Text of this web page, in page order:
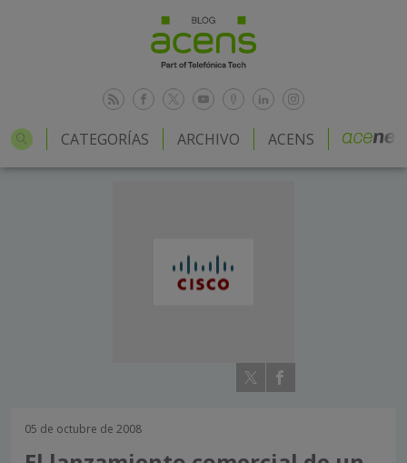
CATEGORÍAS ARCHIVO ACENS
05 de octubre de 2008